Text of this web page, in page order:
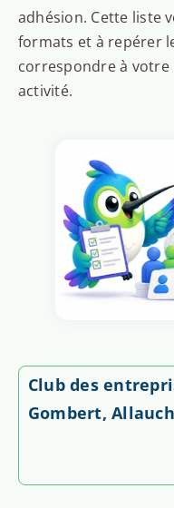
adhésion. Cette liste
formats et à repérer
correspondre à
activité.
Club des
Gombert,